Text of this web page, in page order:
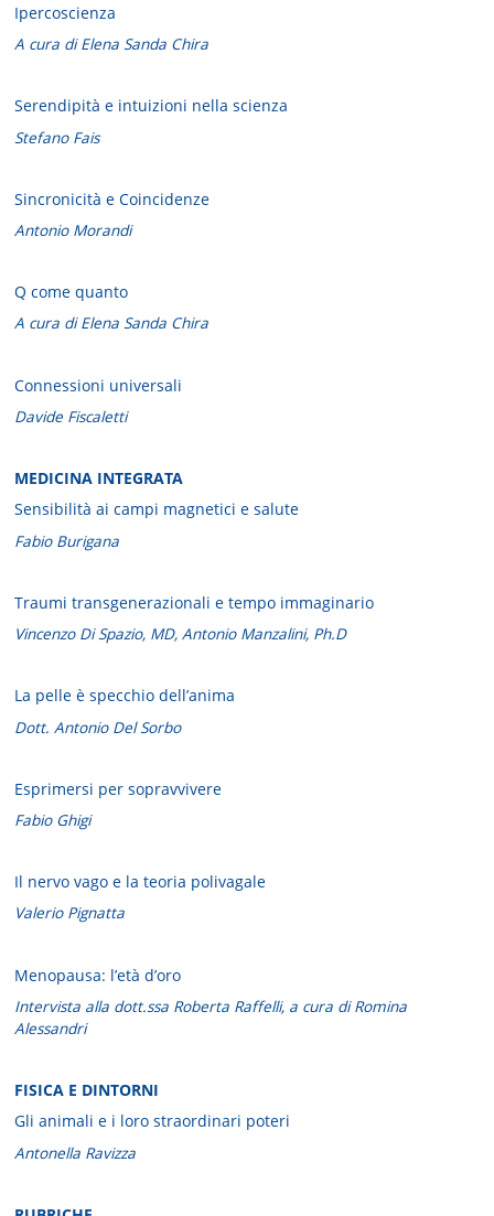
Ipercoscienza
A cura di Elena Sanda Chira
Serendipità e intuizioni nella scienza
Stefano Fais
Sincronicità e Coincidenze
Antonio Morandi
Q come quanto
A cura di Elena Sanda Chira
Connessioni universali
Davide Fiscaletti
MEDICINA INTEGRATA
Sensibilità ai campi magnetici e salute
Fabio Burigana
Traumi transgenerazionali e tempo immaginario
Vincenzo Di Spazio, MD, Antonio Manzalini, Ph.D
La pelle è specchio dell’anima
Dott. Antonio Del Sorbo
Esprimersi per sopravvivere
Fabio Ghigi
Il nervo vago e la teoria polivagale
Valerio Pignatta
Menopausa: l’età d’oro
Intervista alla dott.ssa Roberta Raffelli, a cura di Romina
Alessandri
FISICA E DINTORNI
Gli animali e i loro straordinari poteri
Antonella Ravizza